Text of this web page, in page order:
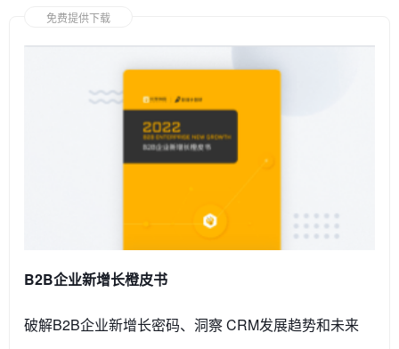
免费提供下载
B2B企业新增长橙皮书
破解B2B企业新增长密码、洞察 CRM发展趋势和未来